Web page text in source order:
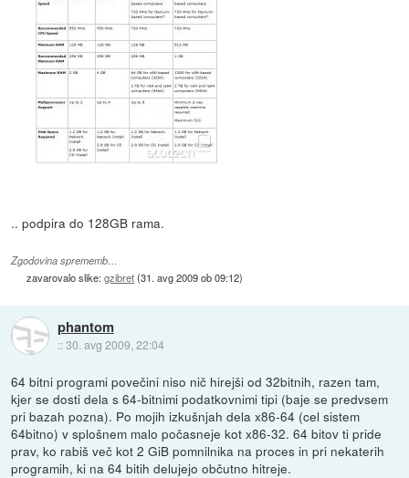
.. podpira do 128GB rama.
Zgodovina sprememb…
zavarovalo slike:gzibret(31. avg 2009 ob 09:12)
phantom
::30. avg 2009, 22:04
64 bitni programi povečini niso nič hirejši od 32bitnih, razen tam,
kjer se dosti dela s 64-bitnimi podatkovnimi tipi (baje se predvsem
pri bazah pozna). Po mojih izkušnjah dela x86-64 (cel sistem
64bitno) v splošnem malo počasneje kot x86-32. 64 bitov ti pride
prav, ko rabiš več kot 2 GiB pomnilnika na proces in pri nekaterih
programih, ki na 64 bitih delujejo občutno hitreje.